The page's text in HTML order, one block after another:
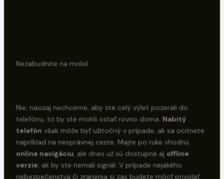
Nezabudnite na mobil
Nie, naozaj nechceme, aby ste celý výlet pozerali do
telefónu, to by ste mohli ostať rovno doma. Nabitý
telefón však môže byť užitočný v prípade, ak sa ocitnete
napríklad na nesprávnej ceste. Majte po ruke vhodnú
online navigáciu, ale dnes už sú dostupné aj offline
verzie, ak by ste nemali signál. V prípade nejakého
nebezpečenstva či zranenia si zas budete môcť privolať